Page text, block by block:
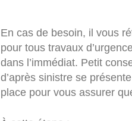
En cas de besoin, il vous
pour tous travaux
dans l’immédiat. Petit
d’après sinistre se
place pour vous assurer